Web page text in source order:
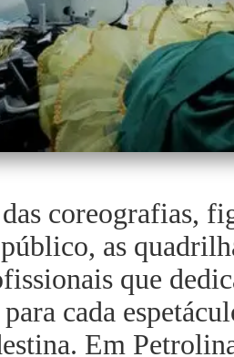
coreografias,
as
que
cada
Em